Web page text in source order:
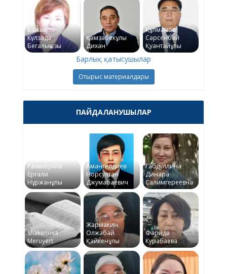
Бажықова
Күлзада
Бегалықызы
Қамзабекұлы
Дихан
Құлманов
Сәрсенбай
Қуантайұлы
Барлық қатысушылар
Отырыс материалдары
ПАЙДАЛАНУШЫЛАР
Рахматулла
Ерғали
Нұржанұлы
Амангелдиев
Норсултан
Джумабаевич
Габдуллина
Динара
Салимгереевна
Shakenova
Meruyert
Жармакин
Олжабай
Қайкенұлы
Фарида
Курабаева